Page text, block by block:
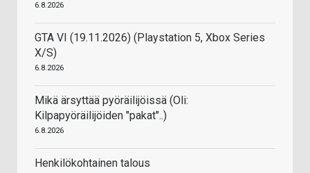
6.8.2026
GTA VI (19.11.2026) (Playstation 5, Xbox Series
X/S)
6.8.2026
Mikä ärsyttää pyöräilijöissä (Oli:
Kilpapyöräilijöiden "pakat"..)
6.8.2026
Henkilökohtainen talous